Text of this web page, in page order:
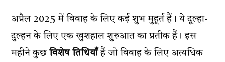
अप्रैल 2025 में विवाह के लिए कई शुभ मुहूर्त हैं। ये दूल्हा-
दुल्हन के लिए एक खुशहाल शुरुआत का प्रतीक हैं। इस
महीने कुछविशेष तिथियाँहैं जो विवाह के लिए अत्यधिक